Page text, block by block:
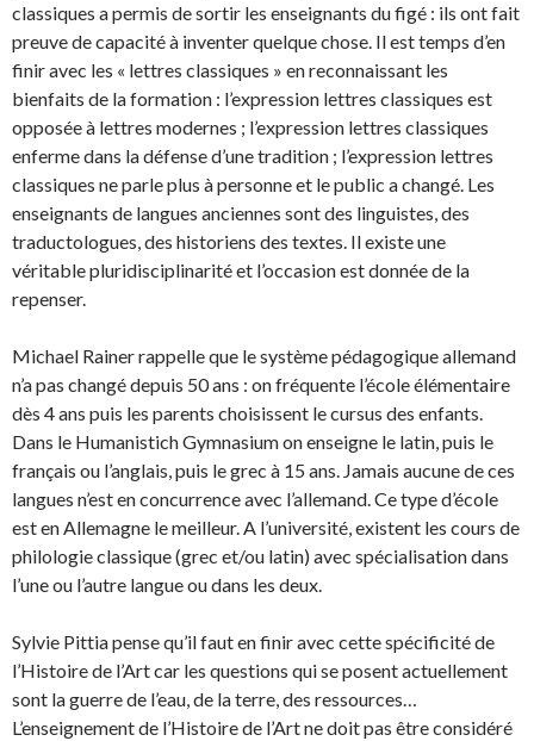
classiques a permis de sortir les enseignants du figé : ils ont fait
preuve de capacité à inventer quelque chose. Il est temps d’en
finir avec les « lettres classiques » en reconnaissant les
bienfaits de la formation : l’expression lettres classiques est
opposée à lettres modernes ; l’expression lettres classiques
enferme dans la défense d’une tradition ; l’expression lettres
classiques ne parle plus à personne et le public a changé. Les
enseignants de langues anciennes sont des linguistes, des
traductologues, des historiens des textes. Il existe une
véritable pluridisciplinarité et l’occasion est donnée de la
repenser.
Michael Rainer rappelle que le système pédagogique allemand
n’a pas changé depuis 50 ans : on fréquente l’école élémentaire
dès 4 ans puis les parents choisissent le cursus des enfants.
Dans le Humanistich Gymnasium on enseigne le latin, puis le
français ou l’anglais, puis le grec à 15 ans. Jamais aucune de ces
langues n’est en concurrence avec l’allemand. Ce type d’école
est en Allemagne le meilleur. A l’université, existent les cours de
philologie classique (grec et/ou latin) avec spécialisation dans
l’une ou l’autre langue ou dans les deux.
Sylvie Pittia pense qu’il faut en finir avec cette spécificité de
l’Histoire de l’Art car les questions qui se posent actuellement
sont la guerre de l’eau, de la terre, des ressources…
L’enseignement de l’Histoire de l’Art ne doit pas être considéré